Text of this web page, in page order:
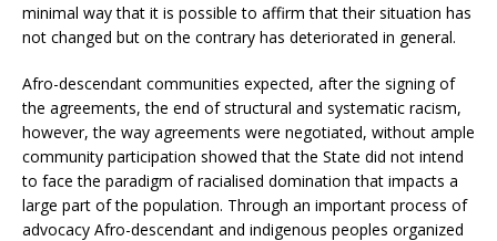
minimal way that it is possible to affirm that their situation has
not changed but on the contrary has deteriorated in general.
Afro-descendant communities expected, after the signing of
the agreements, the end of structural and systematic racism,
however, the way agreements were negotiated, without ample
community participation showed that the State did not intend
to face the paradigm of racialised domination that impacts a
large part of the population. Through an important process of
advocacy Afro-descendant and indigenous peoples organized